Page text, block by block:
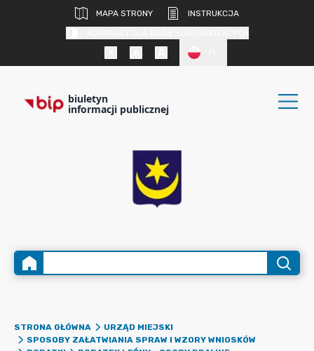
MAPA STRONY
INSTRUKCJA
biuletyn
informacji publicznej
STRONA GŁÓWNA
URZĄD MIEJSKI
SPOSOBY ZAŁATWIANIA SPRAW I WZORY WNIOSKÓW